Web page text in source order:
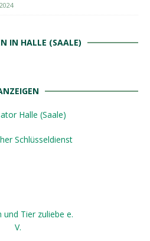
IN HALLE (SAALE)